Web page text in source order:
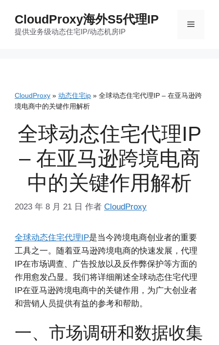
CloudProxy海外S5代理IP
提供业务级动态住宅IP/动态机房IP
菜
CloudProxy » 动态住宅ip » 全球动态住宅代理IP – 在亚马逊跨
境电商中的关键作用解析
全球动态住宅代理IP
– 在亚马逊跨境电商
中的关键作用解析
2023 年 8 月 21 日 作者 CloudProxy
全球动态住宅代理IP是当今跨境电商创业者的重要
工具之一。随着亚马逊跨境电商的快速发展，代理
IP在市场调查、广告投放以及反作弊保护等方面的
作用愈发凸显。我们将详细阐述全球动态住宅代理
IP在亚马逊跨境电商中的关键作用，为广大创业者
和营销人员提供有益的参考和帮助。
一、市场调研和数据收集